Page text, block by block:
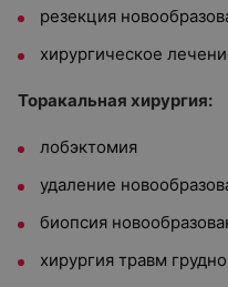
резекция
хирургическое
Торакальная хирургия:
лобэктомия
удаление
биопсия
хирургия травм